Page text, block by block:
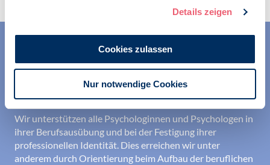
Details zeigen
Cookies zulassen
Nur notwendige Cookies
Wir unterstützen alle Psychologinnen und Psychologen in
ihrer Berufsausübung und bei der Festigung ihrer
professionellen Identität. Dies erreichen wir unter
anderem durch Orientierung beim Aufbau der beruflichen